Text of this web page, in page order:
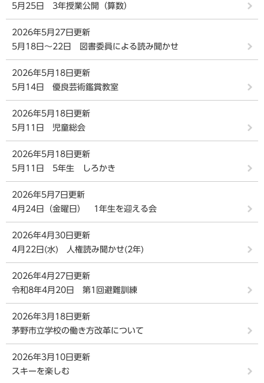
5月25日 3年授業公開（算数）
2026年5月27日更新
5月18日～22日 図書委員による読み聞かせ
2026年5月18日更新
5月14日 優良芸術鑑賞教室
2026年5月18日更新
5月11日 児童総会
2026年5月18日更新
5月11日 5年生 しろかき
2026年5月7日更新
4月24日（金曜日） 1年生を迎える会
2026年4月30日更新
4月22日(水) 人権読み聞かせ(2年)
2026年4月27日更新
令和8年4月20日 第1回避難訓練
2026年3月18日更新
茅野市立学校の働き方改革について
2026年3月10日更新
スキーを楽しむ